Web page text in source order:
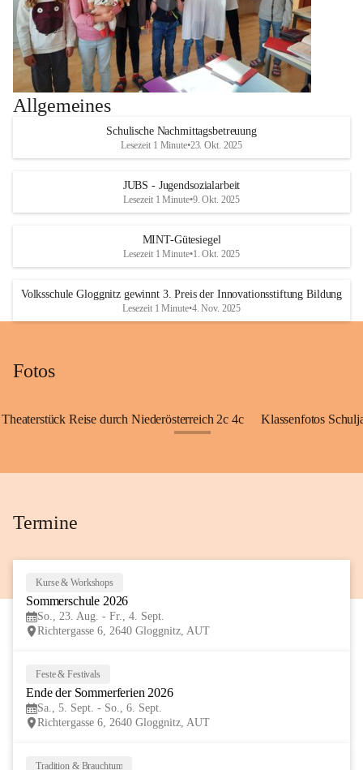
Allgemeines
Schulische Nachmittagsbetreuung
Lesezeit 1 Minute•23. Okt. 2025
JUBS - Jugendsozialarbeit
Lesezeit 1 Minute•9. Okt. 2025
MINT-Gütesiegel
Lesezeit 1 Minute•1. Okt. 2025
Volksschule Gloggnitz gewinnt 3. Preis der Innovationsstiftung Bildung
Lesezeit 1 Minute•4. Nov. 2025
Fotos
Theaterstück Reise durch Niederösterreich 2c 4c Klassenfotos
Termine
Kurse & Workshops
Sommerschule 2026
So., 23. Aug. - Fr., 4. Sept.
Richtergasse 6, 2640 Gloggnitz, AUT
Feste & Festivals
Ende der Sommerferien 2026
Sa., 5. Sept. - So., 6. Sept.
Richtergasse 6, 2640 Gloggnitz, AUT
Tradition & Brauchtum